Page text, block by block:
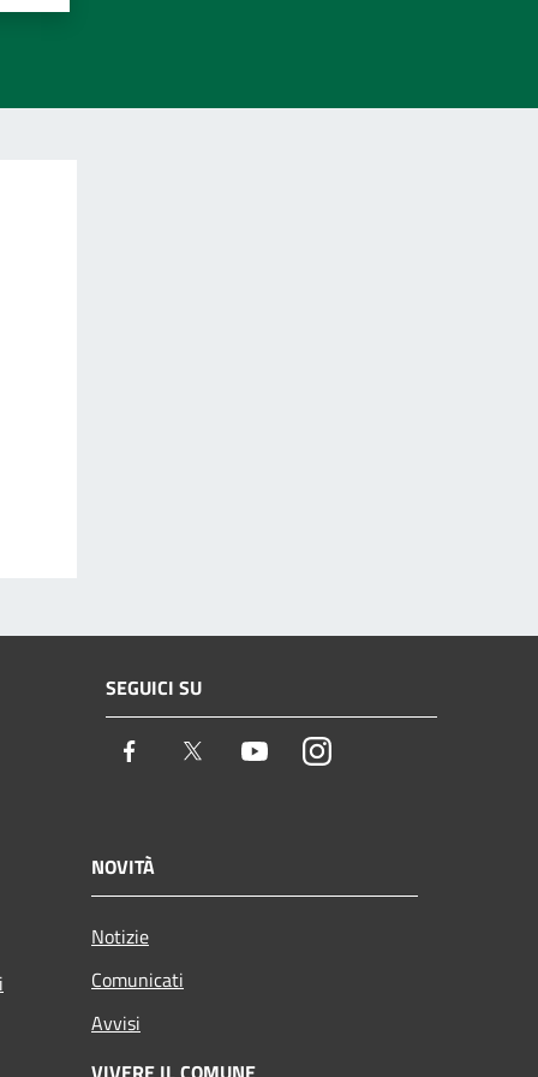
SEGUICI SU
Facebook Twitter YoutubeInstagram
NOVITÀ
Notizie
Comunicati
Avvisi